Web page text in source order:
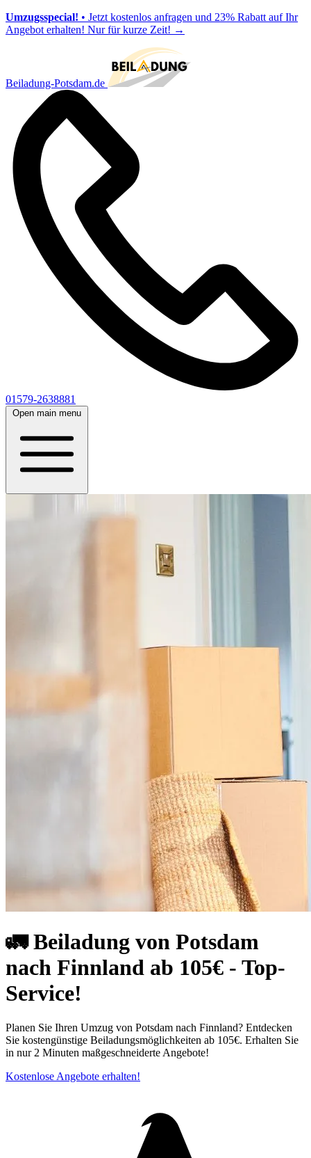
Umzugsspecial! • Jetzt kostenlos anfragen und 23% Rabatt auf Ihr
Angebot erhalten! Nur für kurze Zeit! →
Beiladung-Potsdam.de
01579-2638881
Open main menu
🚛 Beiladung von Potsdam
nach Finnland ab 105€ - Top-
Service!
Planen Sie Ihren Umzug von Potsdam nach Finnland? Entdecken
Sie kostengünstige Beiladungsmöglichkeiten ab 105€. Erhalten Sie
in nur 2 Minuten maßgeschneiderte Angebote!
Kostenlose Angebote erhalten!